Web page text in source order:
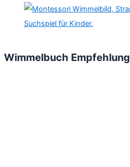
Wimmelbuch Empfehlung